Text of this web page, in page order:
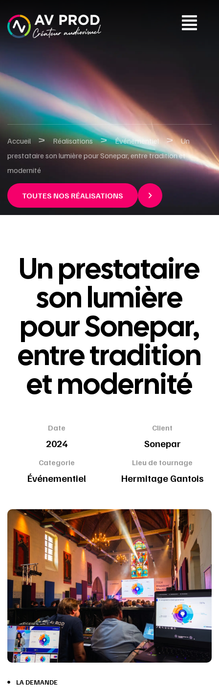
Accueil > Réalisations > Événementiel > Un
prestataire son lumière pour Sonepar, entre tradition et
modernité
TOUTES NOS RÉALISATIONS
Un prestataire
son lumière
pour Sonepar,
entre tradition
et modernité
Date
2024
Client
Sonepar
Categorie
Événementiel
Lieu de tournage
Hermitage Gantois
LA DEMANDE